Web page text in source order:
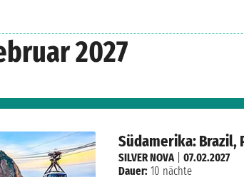
2027
Südamerika: Brazil,
SILVER NOVA|07.02.2027
Dauer: 10 nächte